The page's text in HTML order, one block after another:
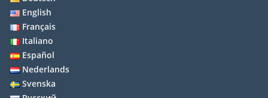
English
Français
Italiano
Español
Nederlands
Svenska